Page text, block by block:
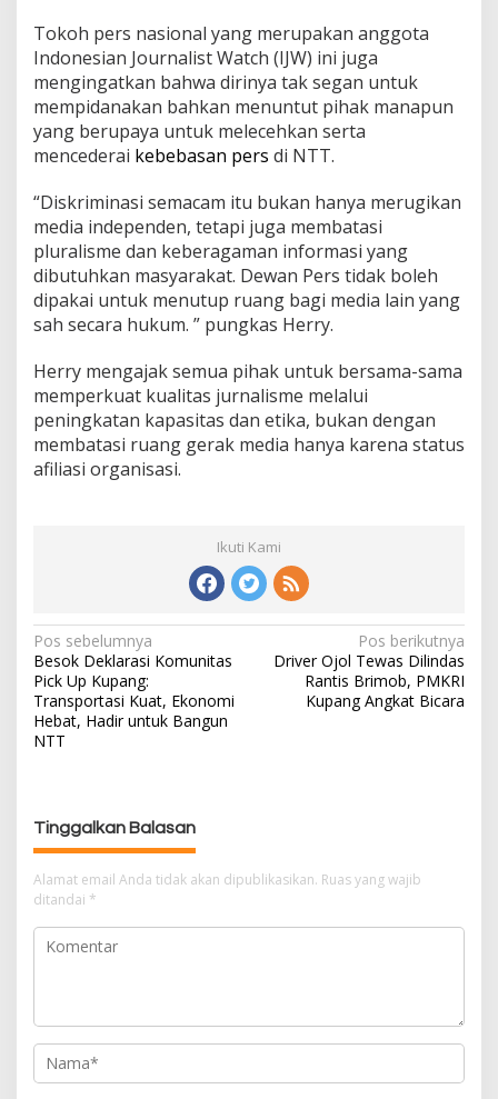
Tokoh pers nasional yang merupakan anggota
Indonesian Journalist Watch (IJW) ini juga
mengingatkan bahwa dirinya tak segan untuk
mempidanakan bahkan menuntut pihak manapun
yang berupaya untuk melecehkan serta
mencederai kebebasan pers di NTT.
“Diskriminasi semacam itu bukan hanya merugikan
media independen, tetapi juga membatasi
pluralisme dan keberagaman informasi yang
dibutuhkan masyarakat. Dewan Pers tidak boleh
dipakai untuk menutup ruang bagi media lain yang
sah secara hukum. ” pungkas Herry.
Herry mengajak semua pihak untuk bersama-sama
memperkuat kualitas jurnalisme melalui
peningkatan kapasitas dan etika, bukan dengan
membatasi ruang gerak media hanya karena status
afiliasi organisasi.
Ikuti Kami
N
a
v
i
g
p
s
Pos sebelumnya
Besok Deklarasi Komunitas
Pick Up Kupang:
Transportasi Kuat, Ekonomi
Hebat, Hadir untuk Bangun
NTT
Pos berikutnya
Driver Ojol Tewas Dilindas
Rantis Brimob, PMKRI
Kupang Angkat Bicara
Tinggalkan Balasan
Alamat email Anda tidak akan dipublikasikan. Ruas yang wajib
ditandai *